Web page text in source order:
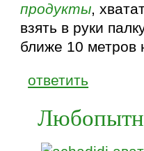
продукты,
взять в руки
ближе 10 метров
ответить